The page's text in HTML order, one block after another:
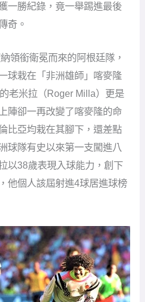
一勝紀錄，竟一舉踢進最後
奇。
領銜衛冕而來的阿根廷隊，
球栽在「非洲雄師」喀麥隆
老米拉（Roger Milla）更是
陣卻一再改變了喀麥隆的命
比亞均栽在其腳下，還差點
球隊有史以來第一支闖進八
以38歲表現入球能力，創下
他個人該屆射進4球居進球榜